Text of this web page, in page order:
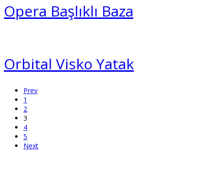
Opera Başlıklı Baza
Orbital Visko Yatak
Prev
1
2
3
4
5
Next